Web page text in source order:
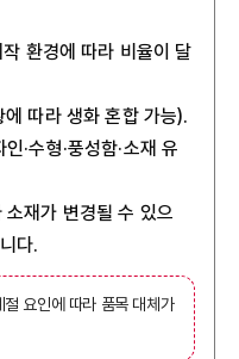
환경에 따라 비율이 달
따라 생화 혼합 가능).
·수형·풍성함·소재 유
소재가 변경될 수 있으
다.
요인에 따라 품목 대체가